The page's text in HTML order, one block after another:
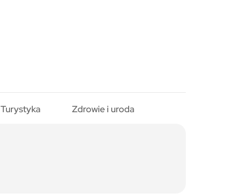
Turystyka Zdrowie i uroda